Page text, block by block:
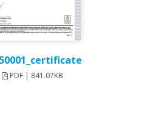
PDF | 841.07KB